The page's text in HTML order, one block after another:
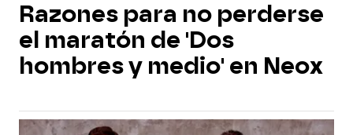
Razones para no perderse
el maratón de 'Dos
hombres y medio' en Neox